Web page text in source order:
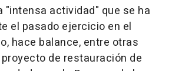
"intensa actividad" que se ha
el pasado ejercicio en el
hace balance, entre otras
de restauración de